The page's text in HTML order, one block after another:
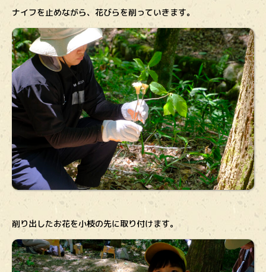
ナイフを止めながら、花びらを削っていきます。
削り出したお花を小枝の先に取り付けます。